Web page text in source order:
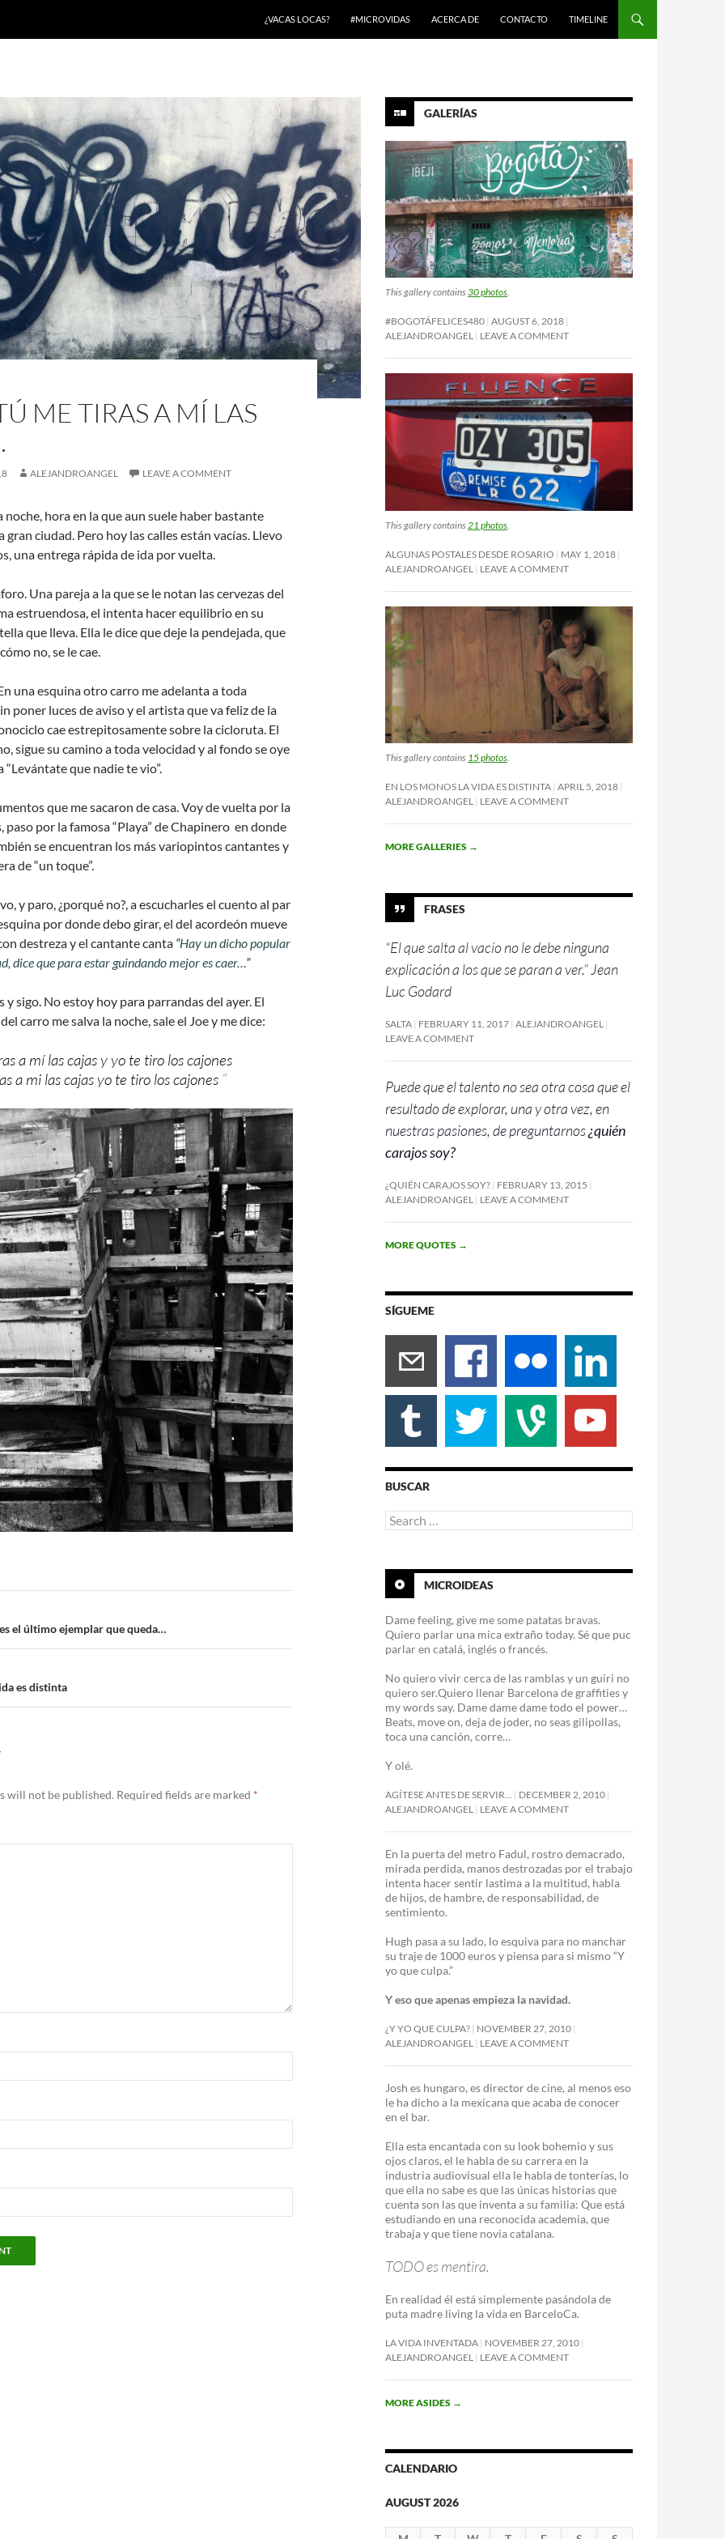
¿VACAS LOCAS? #MICROVIDAS ACERCA DE CONTACTO TIMELINE
ME TIRAS A MÍ LAS
ALEJANDROANGEL LEAVE A COMMENT
noche, hora en la que aun suele haber bastante
gran ciudad. Pero hoy las calles están vacías. Llevo
una entrega rápida de ida por vuelta.
Una pareja a la que se le notan las cervezas del
estruendosa, el intenta hacer equilibrio en su
que lleva. Ella le dice que deje la pendejada, que
no, se le cae.
una esquina otro carro me adelanta a toda
poner luces de aviso y el artista que va feliz de la
cae estrepitosamente sobre la cicloruta. El
sigue su camino a toda velocidad y al fondo se oye
“Levántate que nadie te vio”.
que me sacaron de casa. Voy de vuelta por la
paso por la famosa “Playa” de Chapinero en donde
se encuentran los más variopintos cantantes y
de “un toque”.
y paro, ¿porqué no?, a escucharles el cuento al par
por donde debo girar, el del acordeón mueve
destreza y el cantante canta “Hay un dicho popular
dice que para estar guindando mejor es caer…”
y sigo. No estoy hoy para parrandas del ayer. El
carro me salva la noche, sale el Joe y me dice:
a mí las cajas y yo te tiro los cajones
a mi las cajas yo te tiro los cajones ”
el último ejemplar que queda…
es distinta
will not be published. Required fields are marked *
GALERÍAS
This gallery contains30 photos.
#BOGOTÁFELICES480 AUGUST 6, 2018
ALEJANDROANGEL LEAVE A COMMENT
This gallery contains 21 photos
ALGUNAS POSTALES DESDE ROSARIO
MAY 1, 2018
ALEJANDROANGEL
LEAVE A COMMENT
This gallery contains 15 photos.
EN LOS MONOS LA VIDA ES DISTINTA APRIL 5, 2018
ALEJANDROANGEL LEAVE A COMMENT
MORE GALLERIES →
FRASES
“El que salta al vacío no le debe ninguna
explicación a los que se paran a ver.” Jean
Luc Godard
SALTA FEBRUARY 11, 2017 ALEJANDROANGEL
LEAVE A COMMENT
Puede que el talento no sea otra cosa que el
resultado de explorar, una y otra vez, en
nuestras pasiones, de preguntarnos¿quién
carajos soy?
¿QUIÉN CARAJOS SOY? FEBRUARY 13, 2015
ALEJANDROANGEL LEAVE A COMMENT
MORE QUOTES →
SÍGUEME
BUSCAR
Search
for:
MICROIDEAS
Dame feeling, give me some patatas bravas.
Quiero parlar una mica extraño today. Sé que puc
parlar en catalá, inglés o francés.
No quiero vivir cerca de las ramblas y un guiri no
quiero ser.Quiero llenar Barcelona de graffities y
my words say. Dame dame dame todo el power…
Beats, move on, deja de joder, no seas gilipollas,
toca una canción, corre…
Y olé.
AGÍTESE ANTES DE SERVIR…
DECEMBER 2, 2010
ALEJANDROANGEL LEAVE A COMMENT
En la puerta del metro Fadul, rostro demacrado,
mirada perdida, manos destrozadas por el trabajo
intenta hacer sentir lastima a la multitud, habla
de hijos, de hambre, de responsabilidad, de
sentimiento.
Hugh pasa a su lado, lo esquiva para no manchar
su traje de 1000 euros y piensa para si mismo “Y
yo que culpa.”
Y eso que apenas empieza la navidad.
¿Y YO QUE CULPA? NOVEMBER 27, 2010
ALEJANDROANGEL LEAVE A COMMENT
Josh es hungaro, es director de cine, al menos eso
le ha dicho a la mexicana que acaba de conocer
en el bar.
Ella esta encantada con su look bohemio y sus
ojos claros, el le habla de su carrera en la
industria audiovisual ella le habla de tonterías, lo
que ella no sabe es que las únicas historias que
cuenta son las que inventa a su familia: Que está
estudiando en una reconocida academia, que
trabaja y que tiene novia catalana.
TODO es mentira.
En realidad él está simplemente pasándola de
puta madre living la vida en BarceloCa.
LA VIDA INVENTADA NOVEMBER 27, 2010
ALEJANDROANGEL LEAVE A COMMENT
MORE ASIDES →
CALENDARIO
AUGUST 2026